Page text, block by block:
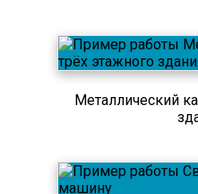
Металлический